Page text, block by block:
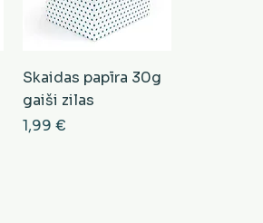
Skaidas papīra 30g
gaiši zilas
Cena
1,99 €